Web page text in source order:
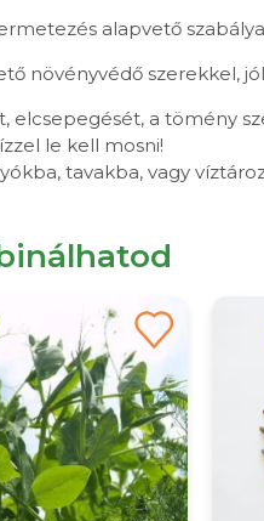
alapvető
növényvédő szerekkel,
elcsepegését, a tömény
le kell mosni!
tavakba, vagy